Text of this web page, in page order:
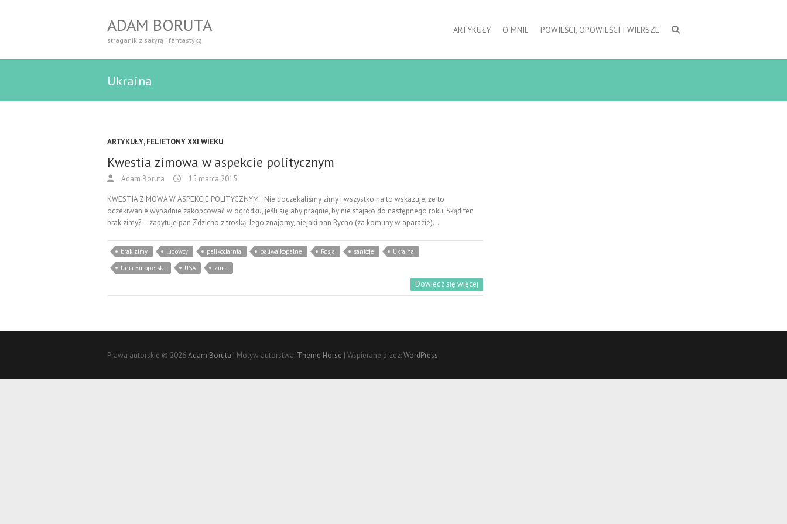
ADAM BORUTA
straganik z satyrą i fantastyką
ARTYKUŁY O MNIE POWIEŚCI, OPOWIEŚCI I WIERSZE
Ukraina
ARTYKUŁY,FELIETONY XXI WIEKU
Kwestia zimowa w aspekcie politycznym
Adam Boruta 15 marca 2015
KWESTIA ZIMOWA W ASPEKCIE POLITYCZNYM Nie doczekaliśmy zimy i wszystko na to wskazuje, że to
oczekiwanie wypadnie zakopcować w ogródku, jeśli się aby pragnie, by nie stajało do następnego roku. Skąd ten
brak zimy? – zapytuje pan Zdzicho z troską. Jego znajomy, niejaki pan Rycho (za komuny w aparacie)…
brak zimy ludowcy palikociarnia paliwa kopalne Rosja sankcje
Ukraina
Unia Europejska
USA zima
Dowiedz się więcej
Prawa autorskie © 2026Adam Boruta | Motyw autorstwa: Theme Horse | Wspierane przez:WordPress